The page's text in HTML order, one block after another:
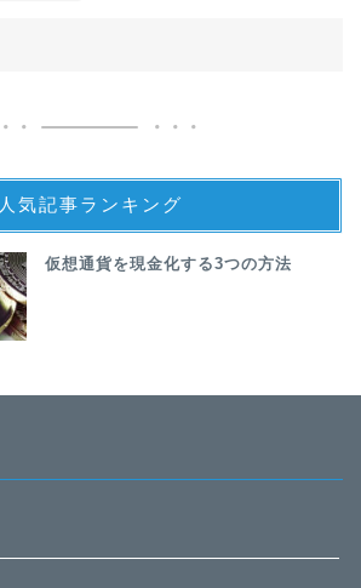
人気記事ランキング
仮想通貨を現金化する3つの方法